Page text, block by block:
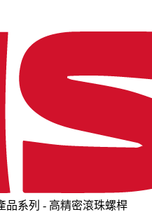
品系列 - 高精密滾珠螺桿